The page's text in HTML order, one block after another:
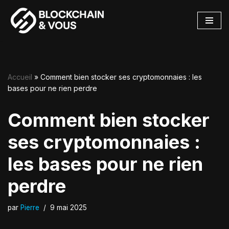
Aller
Accueil » Comment bien stocker ses cryptomonnaies : les
bases pour ne rien perdre
Comment bien stocker
ses cryptomonnaies :
les bases pour ne rien
perdre
par Pierre 9 mai 2025